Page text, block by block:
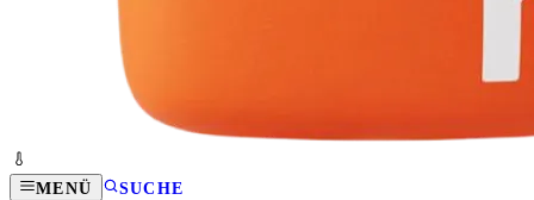
MENÜ SUCHE